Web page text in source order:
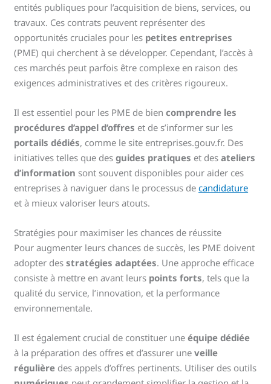
entités publiques pour l’acquisition de biens, services, ou
travaux. Ces contrats peuvent représenter des
opportunités cruciales pour les petites entreprises
(PME) qui cherchent à se développer. Cependant, l’accès à
ces marchés peut parfois être complexe en raison des
exigences administratives et des critères rigoureux.
Il est essentiel pour les PME de biencomprendre les
procédures d’appel d’offres et de s’informer sur les
portails dédiés, comme le site entreprises.gouv.fr. Des
initiatives telles que desguides pratiques et desateliers
d’information sont souvent disponibles pour aider ces
entreprises à naviguer dans le processus decandidature
et à mieux valoriser leurs atouts.
Stratégies pour maximiser les chances de réussite
Pour augmenter leurs chances de succès, les PME doivent
adopter desstratégies adaptées. Une approche efficace
consiste à mettre en avant leurs points forts, tels que la
qualité du service, l’innovation, et la performance
environnementale.
Il est également crucial de constituer uneéquipe dédiée
à la préparation des offres et d’assurer uneveille
régulière des appels d’offres pertinents. Utiliser des outils